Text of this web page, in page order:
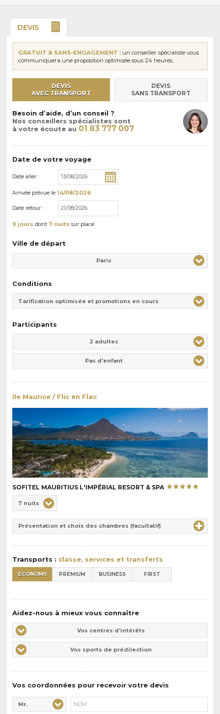
DEVIS
GRATUIT & SANS-ENGAGEMENT : un conseiller spécialiste vous
communiquera une proposition optimisée sous 24 heures.
DEVIS
AVEC TRANSPORT
DEVIS
SANS TRANSPORT
Besoin d’aide, d’un conseil ?
Nos conseillers spécialistes sont
à votre écoute au 01 83 777 007
Date de votre voyage
Date aller :
Arrivée prévue le 14/08/2026
Date retour :
9 jours dont 7 nuits sur place
Ville de départ
Paris
Conditions
Tarification optimisée et promotions en cours
Participants
2 adultes
Pas d'enfant
Ile Maurice / Flic en Flac
SOFITEL MAURITIUS L'IMPÉRIAL RESORT & SPA
de
pension
:
Durée
7 nuits
Présentation et choix des chambres (facultatif)
Transports : classe, services et transferts
ECONOMY PREMIUM BUSINESS FIRST
Aidez-nous à mieux vous connaître
Vos
centres
d'intérêts
Vos centres d'intérêts
Vos
sports
Vos sports de prédilection
Vos coordonnées pour recevoir votre devis
Civilité* :
Mr.
Nom* :